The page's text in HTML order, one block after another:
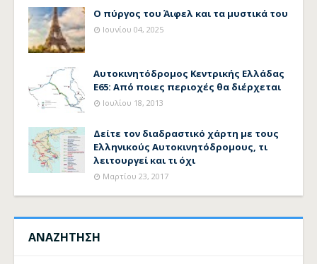
Ο πύργος του Άιφελ και τα μυστικά του
Ιουνίου 04, 2025
Αυτοκινητόδρομος Κεντρικής Ελλάδας
Ε65: Από ποιες περιοχές θα διέρχεται
Ιουλίου 18, 2013
Δείτε τον διαδραστικό χάρτη με τους
Ελληνικούς Αυτοκινητόδρομους, τι
λειτουργεί και τι όχι
Μαρτίου 23, 2017
ΑΝΑΖΗΤΗΣΗ